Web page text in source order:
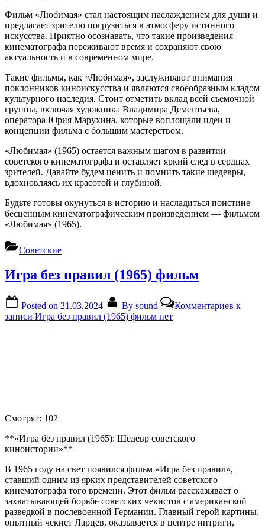
Фильм «Любимая» стал настоящим наслаждением для души и
предлагает зрителю погрузиться в атмосферу истинного
искусства. Приятно осознавать, что такие произведения
кинематографа переживают время и сохраняют свою
актуальность и в современном мире.
Такие фильмы, как «Любимая», заслуживают внимания
поклонников киноискусства и являются своеобразным кладом
культурного наследия. Стоит отметить вклад всей съемочной
группы, включая художника Владимира Дементьева,
оператора Юрия Марухина, которые воплощали идеи и
концепции фильма с большим мастерством.
«Любимая» (1965) остается важным шагом в развитии
советского кинематографа и оставляет яркий след в сердцах
зрителей. Давайте будем ценить и помнить такие шедевры,
вдохновляясь их красотой и глубиной.
Будьте готовы окунуться в историю и насладиться поистине
бесценным кинематографическим произведением — фильмом
«Любимая» (1965).
Советские
Игра без правил (1965) фильм
Posted on 21.03.2024 By sound Комментариев к
записи Игра без правил (1965) фильм нет
Смотрят: 102
**»Игра без правил (1965): Шедевр советского
киноистории»**
В 1965 году на свет появился фильм «Игра без правил»,
ставший одним из ярких представителей советского
кинематографа того времени. Этот фильм рассказывает о
захватывающей борьбе советских чекистов с американской
разведкой в послевоенной Германии. Главный герой картины,
опытный чекист Ларцев, оказывается в центре интриги,